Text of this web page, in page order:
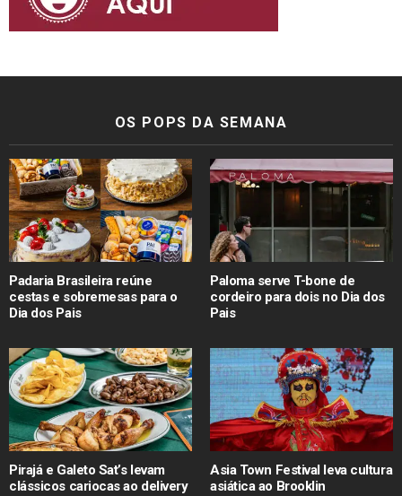
OS POPS DA SEMANA
Padaria Brasileira reúne
cestas e sobremesas para o
Dia dos Pais
Paloma serve T-bone de
cordeiro para dois no Dia dos
Pais
Pirajá e Galeto Sat’s levam
clássicos cariocas ao delivery
Asia Town Festival leva cultura
asiática ao Brooklin